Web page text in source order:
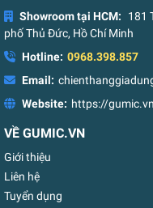
Showroom tại HCM:
181
phố Thủ Đức, Hồ Chí Minh
Hotline: 0968.398.857
Email:
Website: https://gumic.vn
VỀ GUMIC.VN
Giới thiệu
Liên hệ
Tuyển dụng